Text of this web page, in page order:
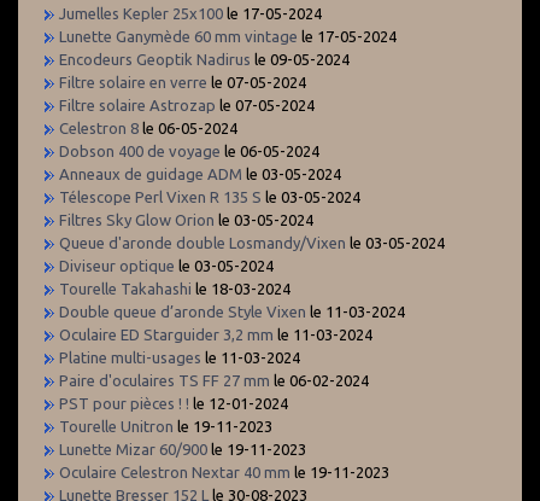
Jumelles Kepler 25x100 le 17-05-2024
Lunette Ganymède 60 mm vintage le 17-05-2024
Encodeurs Geoptik Nadirus le 09-05-2024
Filtre solaire en verre le 07-05-2024
Filtre solaire Astrozap le 07-05-2024
Celestron 8 le 06-05-2024
Dobson 400 de voyage le 06-05-2024
Anneaux de guidage ADM le 03-05-2024
Télescope Perl Vixen R 135 S le 03-05-2024
Filtres Sky Glow Orion le 03-05-2024
Queue d'aronde double Losmandy/Vixen le 03-05-2024
Diviseur optique le 03-05-2024
Tourelle Takahashi le 18-03-2024
Double queue d’aronde Style Vixen le 11-03-2024
Oculaire ED Starguider 3,2 mm le 11-03-2024
Platine multi-usages le 11-03-2024
Paire d'oculaires TS FF 27 mm le 06-02-2024
PST pour pièces ! ! le 12-01-2024
Tourelle Unitron le 19-11-2023
Lunette Mizar 60/900 le 19-11-2023
Oculaire Celestron Nextar 40 mm le 19-11-2023
Lunette Bresser 152 L le 30-08-2023